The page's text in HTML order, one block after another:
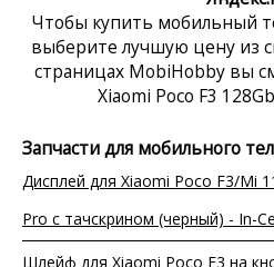
Чтобы купить мобильный
выберите лучшую цену из
страницах MobiHobby вы
Xiaomi Poco F3
Запчасти для мобильного
Дисплей для Xiaomi Poco F3/Mi
Pro с тачскрином (черный) - In-
Шлейф для Xiaomi Poco F3 на